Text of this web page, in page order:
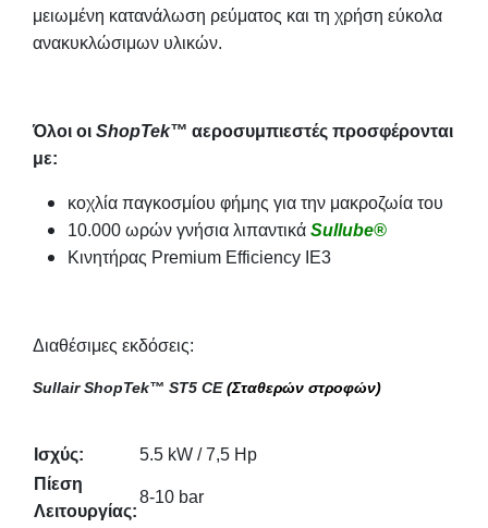
μειωμένη κατανάλωση ρεύματος και τη χρήση εύκολα
ανακυκλώσιμων υλικών.
Όλοι οι ShopTek™ αεροσυμπιεστές προσφέρονται
με:
κοχλία παγκοσμίου φήμης για την μακροζωία του
10.000 ωρών γνήσια λιπαντικά Sullube®
Κινητήρας Premium Efficiency IE3
Διαθέσιμες εκδόσεις:
Sullair ShopTek™ ST5 CE (Σταθερών στροφών)
Ισχύς:
5.5 kW / 7,5 Hp
Πίεση
Λειτουργίας:
8-10 bar